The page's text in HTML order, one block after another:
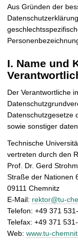
Aus Gründen der
I. Name und
Der Verantwortliche
Datenschutzgesetze
sowie sonstiger
Technische
vertreten durch den
Prof. Dr. Gerd
Straße der Nationen
09111 Chemnitz
E-Mail: rektor@tu-
Telefon: +49 371
Telefax: +49 371
Web: www.tu-